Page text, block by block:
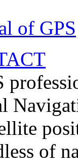
of GPS
of